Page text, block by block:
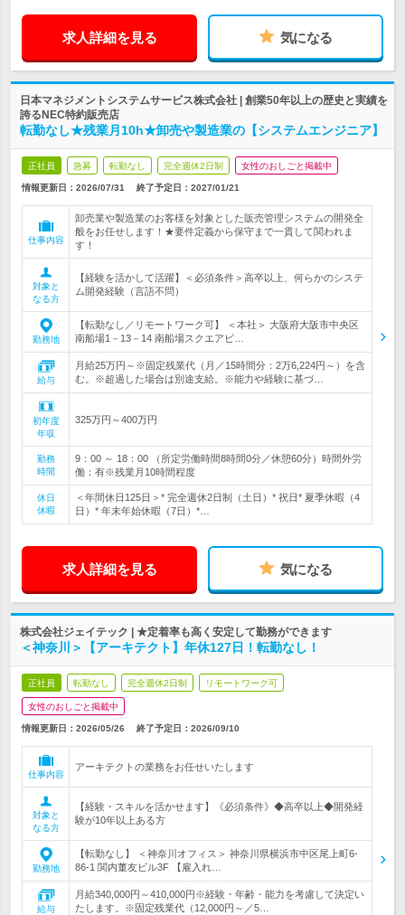
求人詳細を見る 気になる
日本マネジメントシステムサービス株式会社 | 創業50年以上の歴史と実績を
誇るNEC特約販売店
転勤なし★残業月10h★卸売や製造業の【システムエンジニア】
正社員 急募 転勤なし 完全週休2日制 女性のおしごと掲載中
情報更新日：2026/07/31 終了予定日： 2027/01/21
仕事内容
卸売業や製造業のお客様を対象とした販売管理システムの開発全
般をお任せします！★要件定義から保守まで一貫して関われま
す！
対象と
なる方
【経験を活かして活躍】＜必須条件＞高卒以上、何らかのシステ
ム開発経験（言語不問）
勤務地
【転勤なし／リモートワーク可】 ＜本社＞ 大阪府大阪市中央区
南船場1－13－14 南船場スクエアビ…
給与
月給25万円～※固定残業代（月／15時間分：2万6,224円～）を含
む。※超過した場合は別途支給。※能力や経験に基づ…
初年度
年収
325万円～400万円
勤務
時間
9：00 ～ 18：00 （所定労働時間8時間0分／休憩60分）時間外労
働：有※残業月10時間程度
休日
休暇
＜年間休日125日＞* 完全週休2日制（土日）* 祝日* 夏季休暇（4
日）* 年末年始休暇（7日）*…
求人詳細を見る 気になる
株式会社ジェイテック | ★定着率も高く安定して勤務ができます
＜神奈川＞【アーキテクト】年休127日！転勤なし！
正社員 転勤なし 完全週休2日制 リモートワーク可
女性のおしごと掲載中
情報更新日：2026/05/26 終了予定日： 2026/09/10
仕事内容
アーキテクトの業務をお任せいたします
対象と
なる方
【経験・スキルを活かせます】《必須条件》◆高卒以上◆開発経
験が10年以上ある方
勤務地
【転勤なし】 ＜神奈川オフィス＞ 神奈川県横浜市中区尾上町6-
86-1 関内董友ビル3F 【雇入れ…
給与
月給340,000円～410,000円※経験・年齢・能力を考慮して決定い
たします。※固定残業代（12,000円～／5…